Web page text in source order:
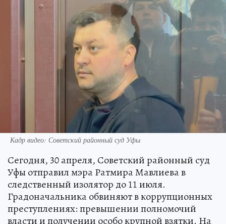
Кадр видео: Советский районный суд Уфы
Сегодня, 30 апреля, Советский районный суд
Уфы отправил мэра Ратмира Мавлиева в
следственный изолятор до 11 июля.
Градоначальника обвиняют в коррупционных
преступлениях: превышении полномочий
власти и получении особо крупной взятки. На